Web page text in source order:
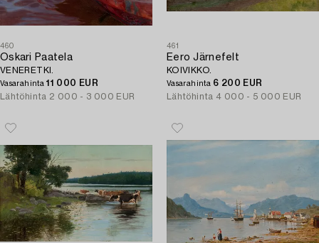
460
Oskari Paatela
VENERETKI.
Vasarahinta11 000 EUR
Lähtöhinta 2 000 - 3 000 EUR
461
Eero Järnefelt
KOIVIKKO.
Vasarahinta 6 200 EUR
Lähtöhinta 4 000 - 5 000 EUR